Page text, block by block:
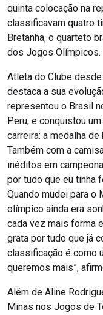
quinta colocação na
classificavam quatro
Bretanha, o quarteto
dos Jogos Olímpicos.
Atleta do Clube
destaca a sua
representou o Brasil
Peru, e conquistou
carreira: a medalha
Também com a
inéditos em
por tudo que eu tinha
Quando mudei para o
olímpico ainda era
cada vez mais forma
grata por tudo que já
classificação é como
queremos mais”,
Além de Aline
Minas nos Jogos de